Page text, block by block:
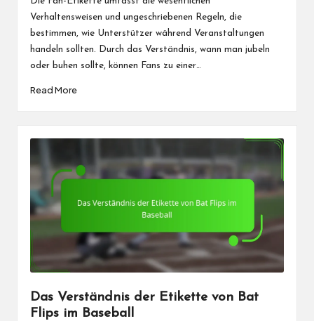
Verhaltensweisen und ungeschriebenen Regeln, die
bestimmen, wie Unterstützer während Veranstaltungen
handeln sollten. Durch das Verständnis, wann man jubeln
oder buhen sollte, können Fans zu einer…
Read More
Das Verständnis der Etikette von Bat
Flips im Baseball